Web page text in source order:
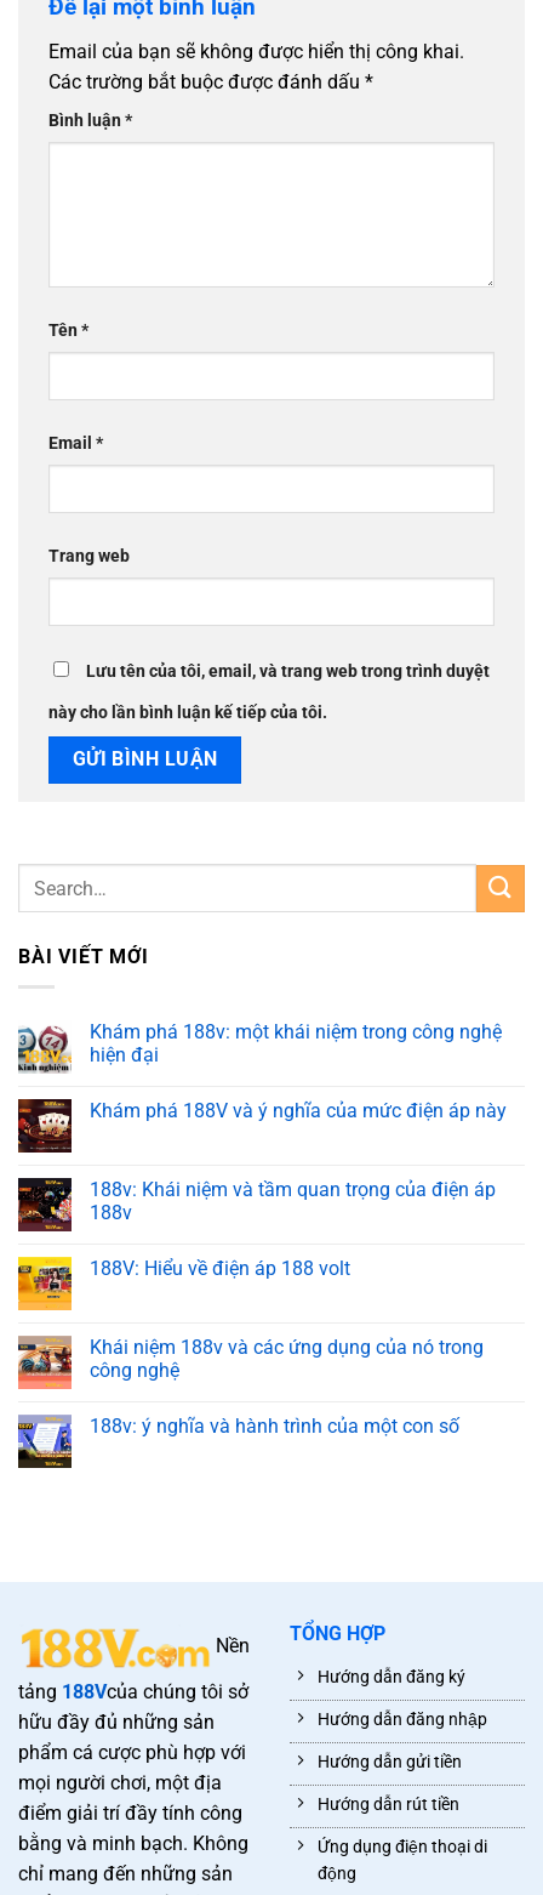
Để lại một bình luận
Email của bạn sẽ không được hiển thị công khai.
Các trường bắt buộc được đánh dấu *
Bình luận*
Tên*
Email *
Trang web
Lưu tên của tôi, email, và trang web trong trình duyệt
này cho lần bình luận kế tiếp của tôi.
BÀI VIẾT MỚI
Khám phá 188v: một khái niệm trong công nghệ
hiện đại
Khám phá 188V và ý nghĩa của mức điện áp này
188v: Khái niệm và tầm quan trọng của điện áp
188v
188V: Hiểu về điện áp 188 volt
Khái niệm 188v và các ứng dụng của nó trong
công nghệ
188v: ý nghĩa và hành trình của một con số
Nền
tảng 188Vcủa chúng tôi sở
hữu đầy đủ những sản
phẩm cá cược phù hợp với
mọi người chơi, một địa
điểm giải trí đầy tính công
bằng và minh bạch. Không
chỉ mang đến những sản
TỔNG HỢP
Hướng dẫn đăng ký
Hướng dẫn đăng nhập
Hướng dẫn gửi tiền
Hướng dẫn rút tiền
Ứng dụng điện thoại di
động